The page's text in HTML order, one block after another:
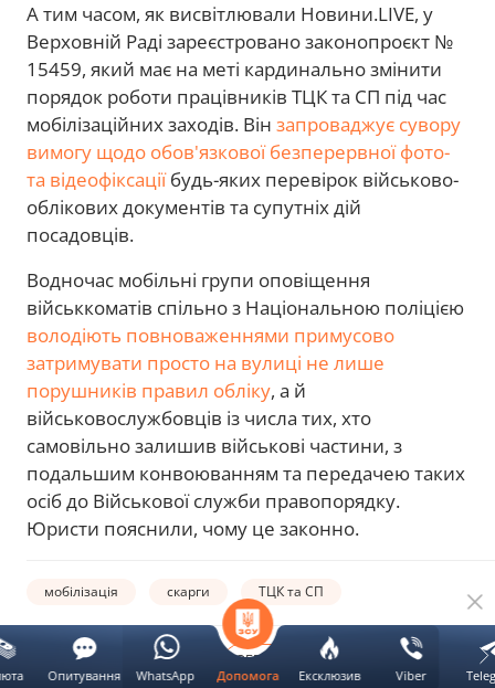
А тим часом, як висвітлювали Новини.LIVE, у
Верховній Раді зареєстровано законопроєкт №
15459, який має на меті кардинально змінити
порядок роботи працівників ТЦК та СП під час
мобілізаційних заходів. Він запроваджує сувору
вимогу щодо обов'язкової безперервної фото-
та відеофіксаціїбудь-яких перевірок військово-
облікових документів та супутніх дій
посадовців.
Водночас мобільні групи оповіщення
військкоматів спільно з Національною поліцією
володіють повноваженнями примусово
затримувати просто на вулиці не лише
порушників правил обліку, а й
військовослужбовців із числа тих, хто
самовільно залишив військові частини, з
подальшим конвоюванням та передачею таких
осіб до Військової служби правопорядку.
Юристи пояснили, чому це законно.
мобілізація скарги ТЦК та СП
Автор: ОБЕРИ НОВИНИ.LIVE В
Допомога Ексклюзив Viber
Опитування WhatsApp